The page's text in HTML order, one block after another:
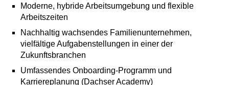
Moderne, hybride Arbeitsumgebung und flexible
Arbeitszeiten
Nachhaltig wachsendes Familienunternehmen,
vielfältige Aufgabenstellungen in einer der
Zukunftsbranchen
Umfassendes Onboarding-Programm und
Karriereplanung (Dachser Academy)